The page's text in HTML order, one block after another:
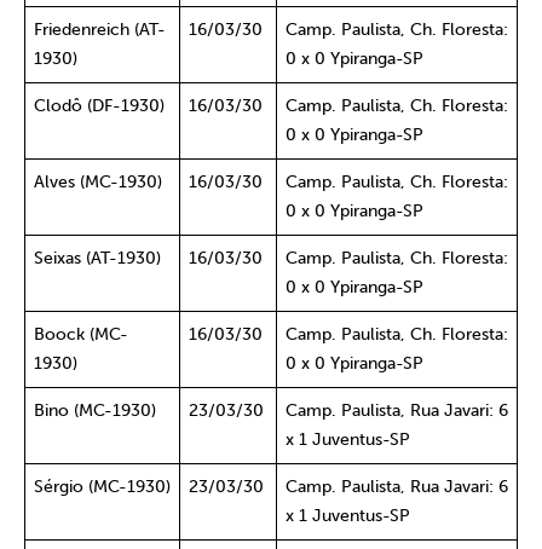
Friedenreich (AT-
1930)
16/03/30
Camp. Paulista, Ch. Floresta:
0 x 0 Ypiranga-SP
Clodô (DF-1930) 16/03/30
Camp. Paulista, Ch. Floresta:
0 x 0 Ypiranga-SP
Alves (MC-1930) 16/03/30
Camp. Paulista, Ch. Floresta:
0 x 0 Ypiranga-SP
Seixas (AT-1930) 16/03/30
Camp. Paulista, Ch. Floresta:
0 x 0 Ypiranga-SP
Boock (MC-
1930)
16/03/30
Camp. Paulista, Ch. Floresta:
0 x 0 Ypiranga-SP
Bino (MC-1930) 23/03/30
Camp. Paulista, Rua Javari: 6
x 1 Juventus-SP
Sérgio (MC-1930) 23/03/30
Camp. Paulista, Rua Javari: 6
x 1 Juventus-SP